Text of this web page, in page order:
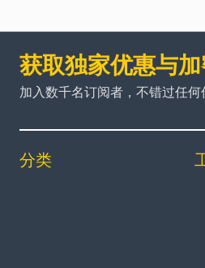
获取独家优惠与
加入数千名订阅者，不错过任何
分类